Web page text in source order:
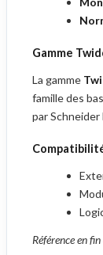
Gamme
La gamme
famille des
par Schneider
Référence en